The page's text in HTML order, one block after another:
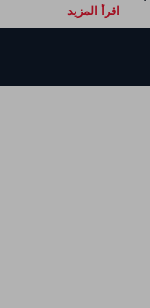
اقرأ المزيد